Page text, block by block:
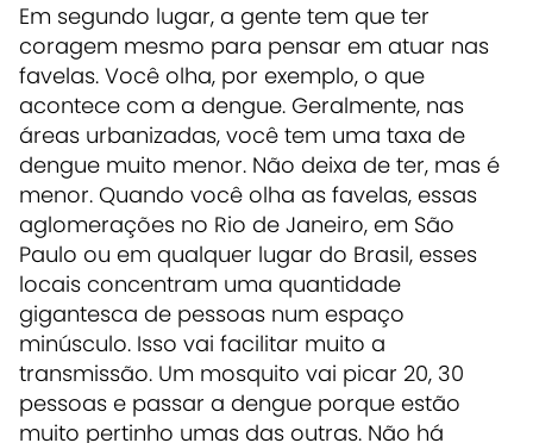
Em segundo lugar, a gente tem que ter
coragem mesmo para pensar em atuar nas
favelas. Você olha, por exemplo, o que
acontece com a dengue. Geralmente, nas
áreas urbanizadas, você tem uma taxa de
dengue muito menor. Não deixa de ter, mas é
menor. Quando você olha as favelas, essas
aglomerações no Rio de Janeiro, em São
Paulo ou em qualquer lugar do Brasil, esses
locais concentram uma quantidade
gigantesca de pessoas num espaço
minúsculo. Isso vai facilitar muito a
transmissão. Um mosquito vai picar 20, 30
pessoas e passar a dengue porque estão
muito pertinho umas das outras. Não há